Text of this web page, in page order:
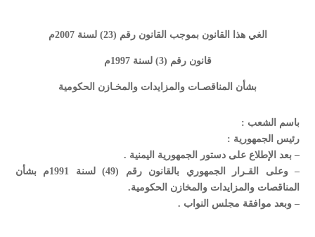
الغي هذا القانون بموجب القانون رقم (23) لسنة 2007م
قانون رقم (3) لسنة 1997م
بشأن المناقصـات والمزايدات والمخـازن الحكومية
باسم الشعب :
رئيس الجمهورية :
– بعد الإطلاع على دستور الجمهورية اليمنية .
– وعلى القـرار الجمهوري بالقانون رقم (49) لسنة 1991م بشأن
المناقصات والمزايدات والمخازن الحكومية.
– وبعد موافقة مجلس النواب .